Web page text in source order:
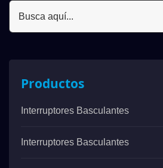
Productos
Interruptores Basculantes
Interruptores Basculantes